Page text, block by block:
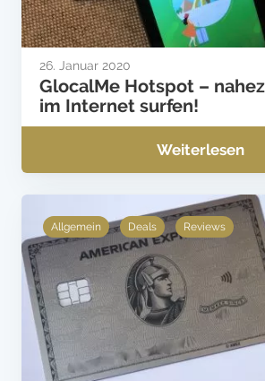
26. Januar 2020
GlocalMe Hotspot –
im Internet surfen!
Weiterlesen
Allgemein Deals Reviews